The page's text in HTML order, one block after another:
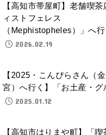
【高知市帯屋町】老舗喫茶
ィストフェレス
（Mephistopheles）」へ行
2026.02.19
【2025・こんぴらさん（
宮）へ行く】「お土産・グ
2025.01.12
【高知市はりまや町】「